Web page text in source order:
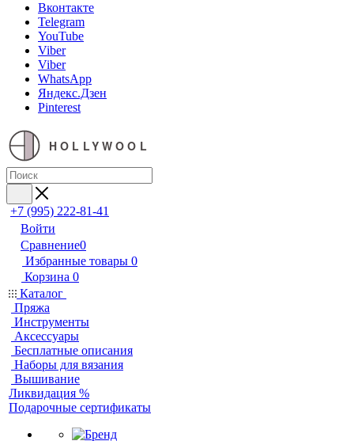
Вконтакте
Telegram
YouTube
Viber
Viber
WhatsApp
Яндекс.Дзен
Pinterest
HOLLYWOOL
+7 (995) 222-81-41
Войти
Сравнение0
Избранные товары 0
Корзина 0
Каталог
Пряжа
Инструменты
Аксессуары
Бесплатные описания
Наборы для вязания
Вышивание
Ликвидация %
Подарочные сертификаты